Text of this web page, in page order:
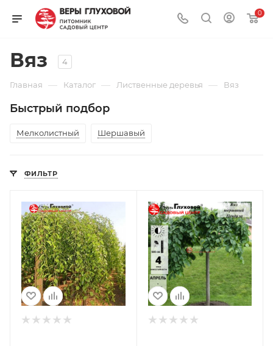
0
Вяз 4
Главная — Каталог — Лиственные деревья — Вяз
Быстрый подбор
Мелколистный Шершавый
ФИЛЬТР